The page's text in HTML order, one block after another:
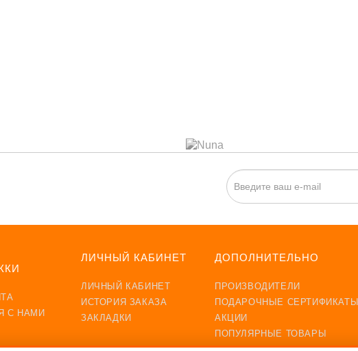
С НАМИ
ЛИЧНЫЙ КАБИНЕТ
ЛИЧНЫЙ КАБИНЕТ
ИСТОРИЯ ЗАКАЗА
ЗАКЛАДКИ
ДОПОЛНИТЕЛЬНО
ПРОИЗВОДИТЕЛИ
ПОДАРОЧНЫЕ СЕРТИФИКАТЫ
АКЦИИ
ПОПУЛЯРНЫЕ ТОВАРЫ